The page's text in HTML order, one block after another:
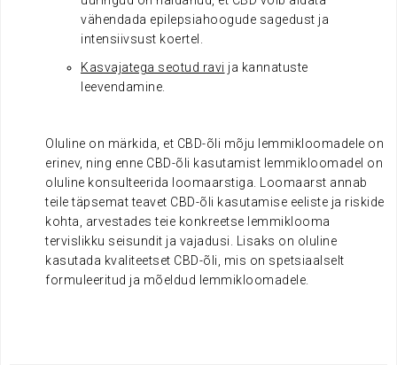
vähendada epilepsiahoogude sagedust ja
intensiivsust koertel.
Kasvajatega seotud ravi ja kannatuste
leevendamine.
Oluline on märkida, et CBD-õli mõju lemmikloomadele on
erinev, ning enne CBD-õli kasutamist lemmikloomadel on
oluline konsulteerida loomaarstiga. Loomaarst annab
teile täpsemat teavet CBD-õli kasutamise eeliste ja riskide
kohta, arvestades teie konkreetse lemmiklooma
tervislikku seisundit ja vajadusi. Lisaks on oluline
kasutada kvaliteetset CBD-õli, mis on spetsiaalselt
formuleeritud ja mõeldud lemmikloomadele.